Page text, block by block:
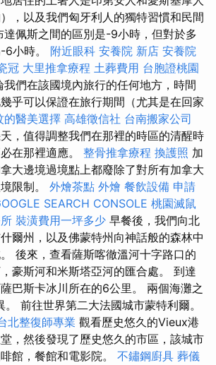
），以及我們匈牙利人的獨特習慣和民間
佩斯之間的區別是-9小時，但對於多
6小時。 附近眼科 安養院 新店 安養院
冠 大里推拿療程 土葬費用 台胞證桃園
我們在該國境內旅行的任何地方，時間
乎可以保證在旅行期間（尤其是在回家
的醫美選擇 高雄徵信社 台南搬家公司
，值得調整我們在那裡的時區的清醒時
在那裡適應。 整骨推拿療程 換護照 加
大邊境過境點上都廢除了對所有加拿大
限制。 外燴茶點 外燴 餐飲設備 申請
SEARCH CONSOLE 桃園滅鼠
裝潢費用一坪多少 早餐後，我們向北
爾州，以及佛蒙特州向神話般的森林中
後來，查看薩斯喀徹溫河十字路口的
豪斯河和米斯塔亞河的匯合處。 到達
巴斯卡冰川所在的6公里。 兩個海灘之
前往世界第二大法國城市蒙特利爾。
北整復師專業 觀看歷史悠久的Vieux港
，然後發現了歷史悠久的市區，該城市
館，餐館和電影院。 不鏽鋼廚具 葬儀